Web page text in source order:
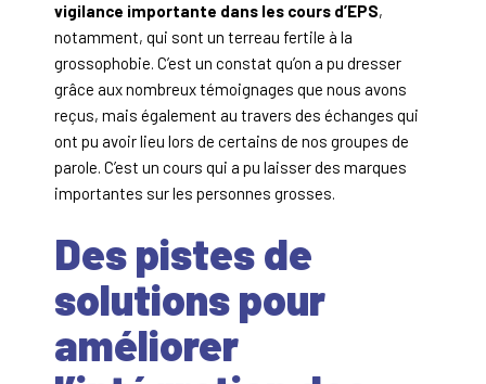
vigilance importante dans les cours d’EPS,
notamment, qui sont un terreau fertile à la
grossophobie. C’est un constat qu’on a pu dresser
grâce aux nombreux témoignages que nous avons
reçus, mais également au travers des échanges qui
ont pu avoir lieu lors de certains de nos groupes de
parole. C’est un cours qui a pu laisser des marques
importantes sur les personnes grosses.
Des pistes de
solutions pour
améliorer